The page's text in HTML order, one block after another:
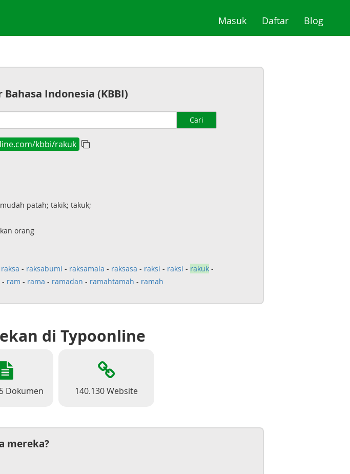
Masuk(current)
Daftar(current)
Blog
Indonesia (KBBI)
Cari
kbbi/rakuk
patah; takik; takuk;
orang
raksa - raksabumi - raksamala - raksasa - raksi - raksi - rakuk-
- ram - rama - ramadan - ramahtamah - ramah
di Typoonline
Dokumen 140.130 Website
mereka?